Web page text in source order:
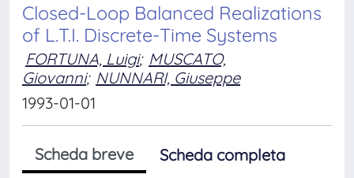
Closed-Loop Balanced Realizations
of L.T.I. Discrete-Time Systems
FORTUNA, Luigi; MUSCATO,
Giovanni; NUNNARI, Giuseppe
1993-01-01
Scheda breve
Scheda completa